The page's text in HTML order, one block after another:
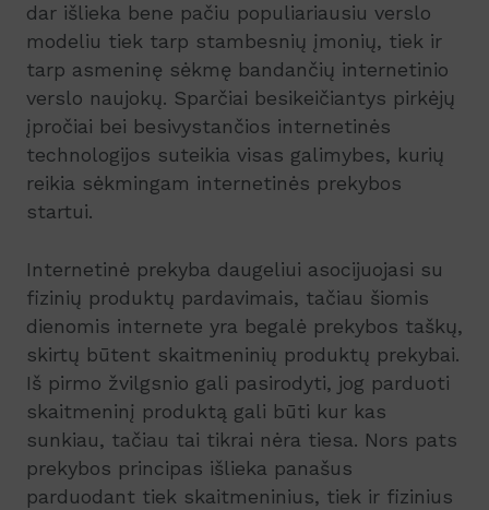
dar išlieka bene pačiu populiariausiu verslo
modeliu tiek tarp stambesnių įmonių, tiek ir
tarp asmeninę sėkmę bandančių internetinio
verslo naujokų. Sparčiai besikeičiantys pirkėjų
įpročiai bei besivystančios internetinės
technologijos suteikia visas galimybes, kurių
reikia sėkmingam internetinės prekybos
startui.
Internetinė prekyba daugeliui asocijuojasi su
fizinių produktų pardavimais, tačiau šiomis
dienomis internete yra begalė prekybos taškų,
skirtų būtent skaitmeninių produktų prekybai.
Iš pirmo žvilgsnio gali pasirodyti, jog parduoti
skaitmeninį produktą gali būti kur kas
sunkiau, tačiau tai tikrai nėra tiesa. Nors pats
prekybos principas išlieka panašus
parduodant tiek skaitmeninius, tiek ir fizinius